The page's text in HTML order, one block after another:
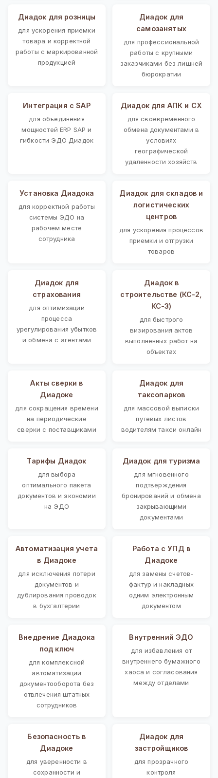
Диадок для розницы
для ускорения приемки
товара и корректной
работы с маркированной
продукцией
Диадок для
самозанятых
для профессиональной
работы с крупными
заказчиками без лишней
бюрократии
Интеграция с SAP
для объединения
мощностей ERP SAP и
гибкости ЭДО Диадок
Диадок для АПК и СХ
для своевременного
обмена документами в
условиях
географической
удаленности хозяйств
Установка Диадока
для корректной работы
системы ЭДО на
рабочем месте
сотрудника
Диадок для складов и
логистических
центров
для ускорения процессов
приемки и отгрузки
товаров
Диадок для
страхования
для оптимизации
процесса
урегулирования убытков
и обмена с агентами
Диадок в
строительстве (КС-2,
КС-3)
для быстрого
визирования актов
выполненных работ на
объектах
Акты сверки в
Диадоке
для сокращения времени
на периодические
сверки с поставщиками
Диадок для
таксопарков
для массовой выписки
путевых листов
водителям такси онлайн
Тарифы Диадок
для выбора
оптимального пакета
документов и экономии
на ЭДО
Диадок для туризма
для мгновенного
подтверждения
бронирований и обмена
закрывающими
документами
Автоматизация учета
в Диадоке
для исключения потери
документов и
дублирования проводок
в бухгалтерии
Работа с УПД в
Диадоке
для замены счетов-
фактур и накладных
одним электронным
документом
Внедрение Диадока
под ключ
для комплексной
автоматизации
документооборота без
отвлечения штатных
сотрудников
Внутренний ЭДО
для избавления от
внутреннего бумажного
хаоса и согласования
между отделами
Безопасность в
Диадоке
для уверенности в
сохранности и
Диадок для
застройщиков
для прозрачного
контроля